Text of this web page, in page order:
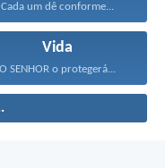
Cada um dê conforme...
Vida
O SENHOR o protegerá...